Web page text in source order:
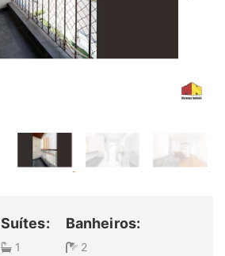
Suítes:
1
Banheiros:
2